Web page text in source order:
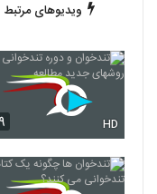
32
ویدیوهای مرتبط
HD